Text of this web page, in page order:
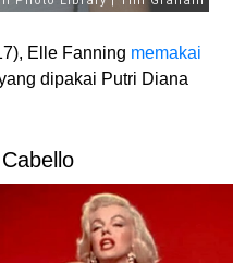
Elle Fanning memakai
dipakai Putri Diana